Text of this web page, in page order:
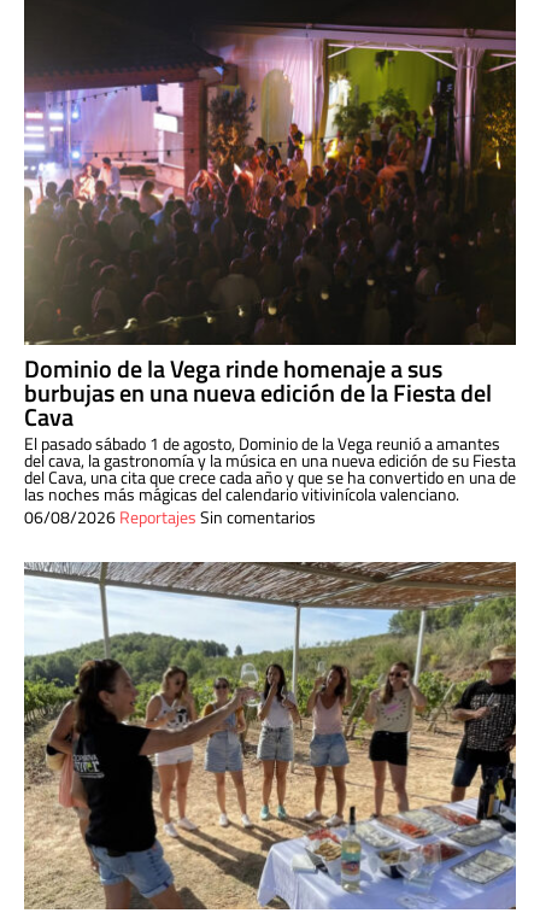
Dominio de la Vega rinde homenaje a sus
burbujas en una nueva edición de la Fiesta del
Cava
El pasado sábado 1 de agosto, Dominio de la Vega reunió a amantes
del cava, la gastronomía y la música en una nueva edición de su Fiesta
del Cava, una cita que crece cada año y que se ha convertido en una de
las noches más mágicas del calendario vitivinícola valenciano.
06/08/2026ReportajesSin comentarios